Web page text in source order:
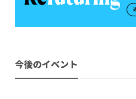
今後のイベント